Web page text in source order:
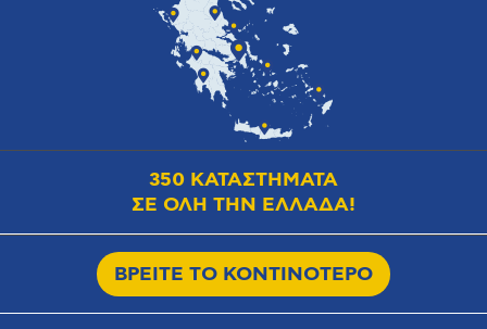
350 ΚΑΤΑΣΤΗΜΑΤΑ
ΣΕ ΟΛΗ ΤΗΝ ΕΛΛΑΔΑ!
ΒΡΕΙΤΕ ΤΟ ΚΟΝΤΙΝΟΤΕΡΟ